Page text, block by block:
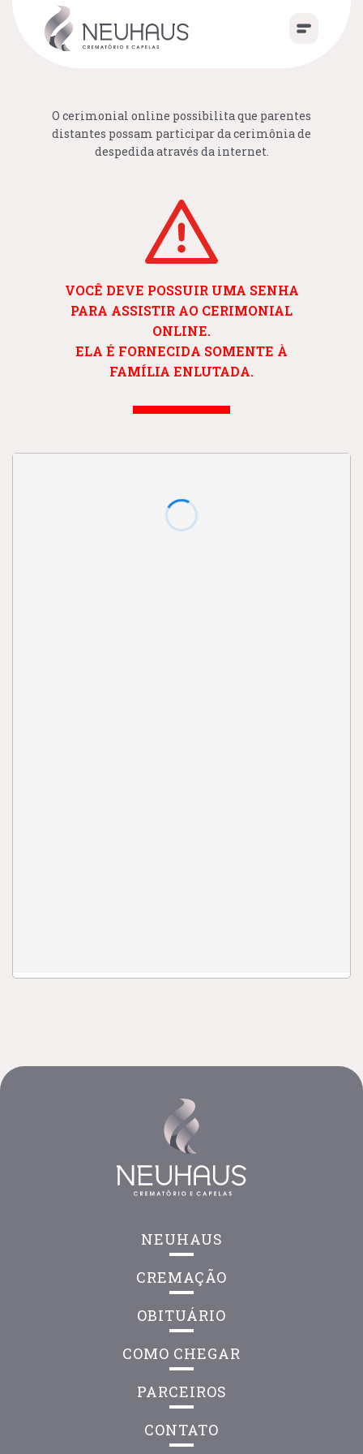
O cerimonial online possibilita que parentes
distantes possam participar da cerimônia de
despedida através da internet.
VOCÊ DEVE POSSUIR UMA SENHA
PARA ASSISTIR AO CERIMONIAL
ONLINE.
ELA É FORNECIDA SOMENTE À
FAMÍLIA ENLUTADA.
NEUHAUS
CREMAÇÃO
OBITUÁRIO
COMO CHEGAR
PARCEIROS
CONTATO